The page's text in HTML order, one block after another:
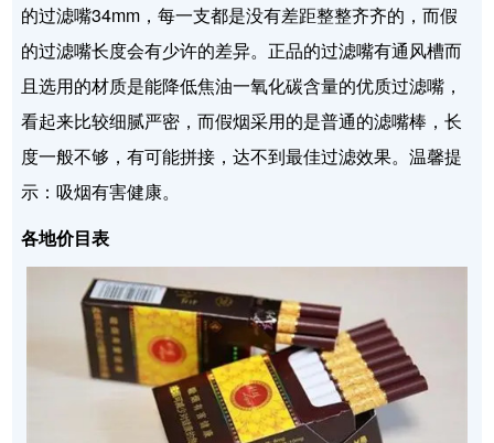
的过滤嘴34mm，每一支都是没有差距整整齐齐的，而假
的过滤嘴长度会有少许的差异。正品的过滤嘴有通风槽而
且选用的材质是能降低焦油一氧化碳含量的优质过滤嘴，
看起来比较细腻严密，而假烟采用的是普通的滤嘴棒，长
度一般不够，有可能拼接，达不到最佳过滤效果。温馨提
示：吸烟有害健康。
各地价目表